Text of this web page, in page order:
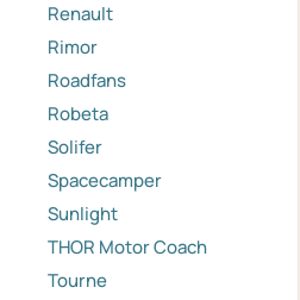
Renault
Rimor
Roadfans
Robeta
Solifer
Spacecamper
Sunlight
THOR Motor Coach
Tourne